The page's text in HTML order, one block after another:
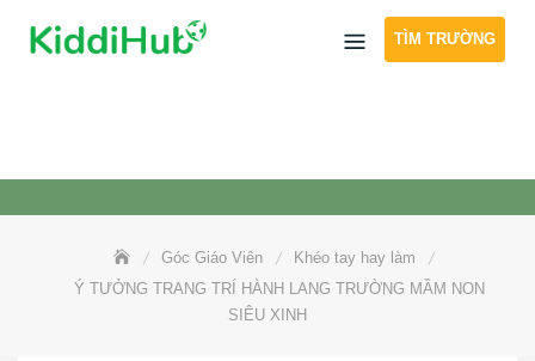
TÌM TRƯỜNG
Góc Giáo Viên
Khéo tay hay làm
Ý TƯỞNG TRANG TRÍ HÀNH LANG TRƯỜNG MẦM NON
SIÊU XINH